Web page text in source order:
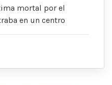
mortal por el
en un centro